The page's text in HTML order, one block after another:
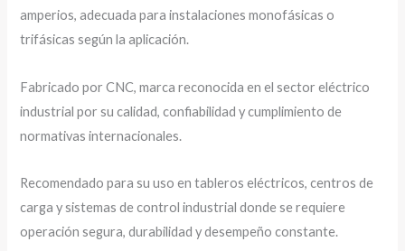
amperios, adecuada para instalaciones monofásicas o
trifásicas según la aplicación.
Fabricado por CNC, marca reconocida en el sector eléctrico
industrial por su calidad, confiabilidad y cumplimiento de
normativas internacionales.
Recomendado para su uso en tableros eléctricos, centros de
carga y sistemas de control industrial donde se requiere
operación segura, durabilidad y desempeño constante.